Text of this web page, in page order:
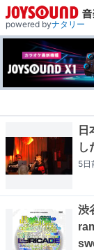
powered byナタリー
日
し
5日
渋